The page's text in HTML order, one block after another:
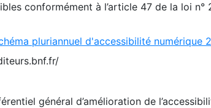
conformément à l’article 47 de la loi n°
pluriannuel d'accessibilité numérique
général d’amélioration de